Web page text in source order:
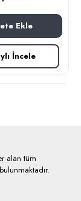
Ekle
İncele
alan tüm